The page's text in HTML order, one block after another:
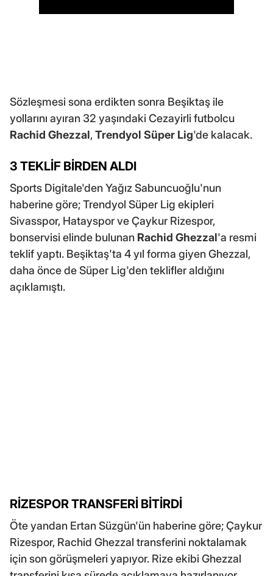
Sözleşmesi sona erdikten sonra Beşiktaş ile
yollarını ayıran 32 yaşındaki Cezayirli futbolcu
Rachid Ghezzal,Trendyol Süper Lig'de kalacak.
3 TEKLİF BİRDEN ALDI
Sports Digitale'den Yağız Sabuncuoğlu'nun
haberine göre; Trendyol Süper Lig ekipleri
Sivasspor, Hatayspor ve Çaykur Rizespor,
bonservisi elinde bulunan Rachid Ghezzal'a resmi
teklif yaptı. Beşiktaş'ta 4 yıl forma giyen Ghezzal,
daha önce de Süper Lig'den teklifler aldığını
açıklamıştı.
RİZESPOR TRANSFERİ BİTİRDİ
Öte yandan Ertan Süzgün'ün haberine göre; Çaykur
Rizespor, Rachid Ghezzal transferini noktalamak
için son görüşmeleri yapıyor. Rize ekibi Ghezzal